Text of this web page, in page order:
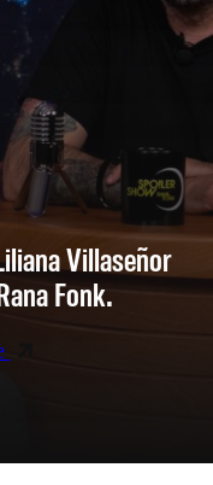
Villaseñor
Fonk.